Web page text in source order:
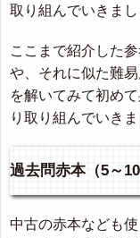
取り組んでいきまし
ここまで紹介した
や、それに似た難
を解いてみて初め
り取り組んでいきま
過去問赤本（5～10
中古の赤本なども